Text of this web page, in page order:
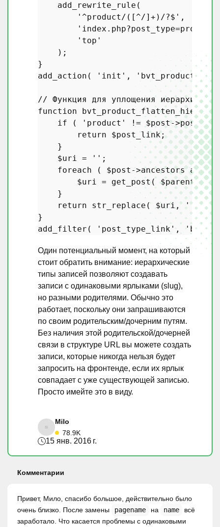
add_rewrite_rule (
'^product/([^/]+)/?$' ,
'top'
    );
add_action ( 'init' ,
// Функция для уплощения иерархии в
function
if ( 'product' != $post-
return
$post_link;
    }
$uri = '' ;
foreach ( $post->ancestors as
$uri = get_post( $parent )-
    }
return
str_replace ( $uri, '' ,
add_filter ( 'post_type_link' ,
Один потенциальный момент, на который
стоит обратить внимание: иерархические
типы записей позволяют создавать
записи с одинаковыми ярлыками (slug),
но разными родителями. Обычно это
работает, поскольку они запрашиваются
по своим родительским/дочерним путям.
Без наличия этой родительской/дочерней
связи в структуре URL вы можете создать
записи, которые никогда нельзя будет
запросить на фронтенде, если их ярлык
совпадает с уже существующей записью.
Просто имейте это в виду.
Milo
78.9K
15 янв. 2016 г.
Комментарии
Привет, Мило, спасибо большое, действительно было
очень близко. После замены
pagename на name
всё
заработало. Что касается проблемы с одинаковыми